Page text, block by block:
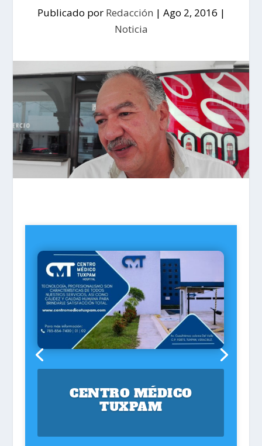
Publicado por Redacción | Ago 2, 2016 |
Noticia
CENTRO MÉDICO
TUXPAM